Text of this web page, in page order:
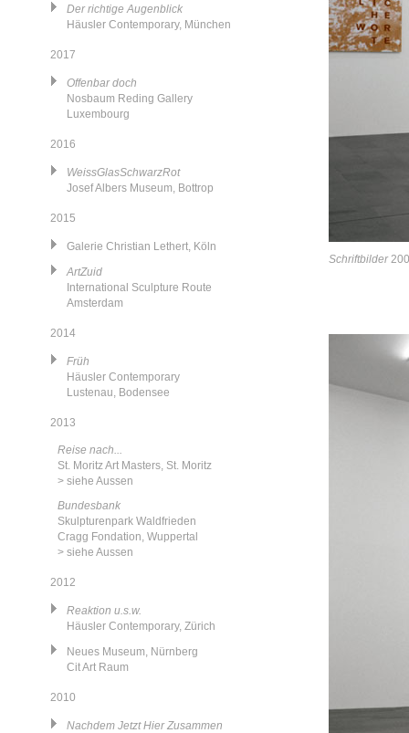
Schriftbilder
Der richtige Augenblick
Häusler Contemporary, München
2017
Offenbar doch
Nosbaum Reding Gallery
Luxembourg
2016
WeissGlasSchwarzRot
Josef Albers Museum, Bottrop
2015
Galerie Christian Lethert, Köln
ArtZuid
International Sculpture Route
Amsterdam
2014
Früh
Häusler Contemporary
Lustenau, Bodensee
2013
Reise nach...
St. Moritz Art Masters, St. Moritz
> siehe Aussen
Bundesbank
Skulpturenpark Waldfrieden
Cragg Fondation, Wuppertal
> siehe Aussen
2012
Reaktion u.s.w.
Häusler Contemporary, Zürich
Neues Museum, Nürnberg
Cit Art Raum
2010
Nachdem Jetzt Hier Zusammen